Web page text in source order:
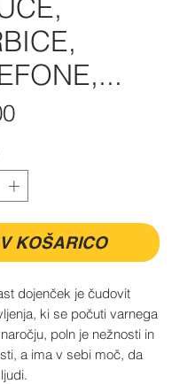
Price
V KOŠARICO
dojenček je čudovit
ki se počuti varnega
poln je nežnosti in
a ima v sebi moč, da